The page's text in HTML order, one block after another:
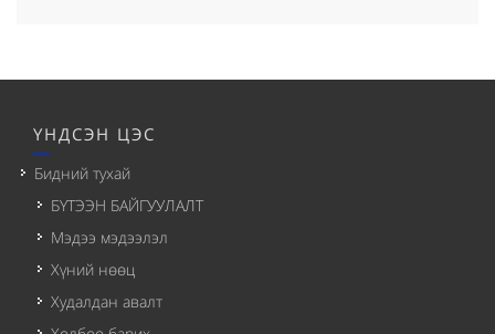
ҮНДСЭН ЦЭС
Бидний тухай
БҮТЭЭН БАЙГУУЛАЛТ
Мэдээ мэдээлэл
Хүний нөөц
Худалдан авалт